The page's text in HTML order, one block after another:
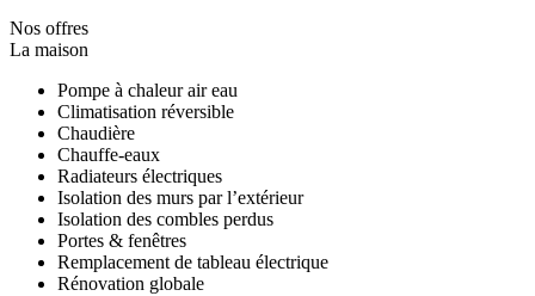
Nos offres
La maison
Pompe à chaleur air eau
Climatisation réversible
Chaudière
Chauffe-eaux
Radiateurs électriques
Isolation des murs par l’extérieur
Isolation des combles perdus
Portes & fenêtres
Remplacement de tableau électrique
Rénovation globale